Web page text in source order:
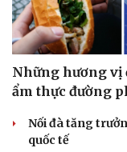
Những hương vị
ẩm thực đường
Nối đà tăng
quốc tế